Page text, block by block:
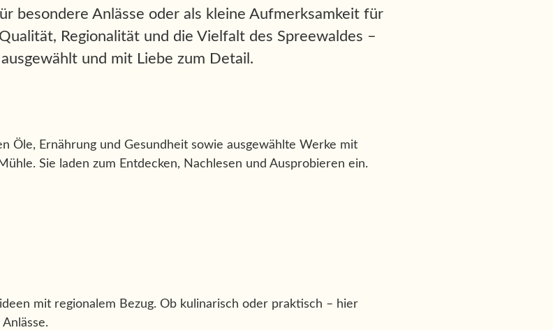
besondere Anlässe oder als kleine Aufmerksamkeit für
Regionalität und die Vielfalt des Spreewaldes –
und mit Liebe zum Detail.
Öle, Ernährung und Gesundheit sowie ausgewählte Werke mit
Sie laden zum Entdecken, Nachlesen und Ausprobieren ein.
mit regionalem Bezug. Ob kulinarisch oder praktisch – hier